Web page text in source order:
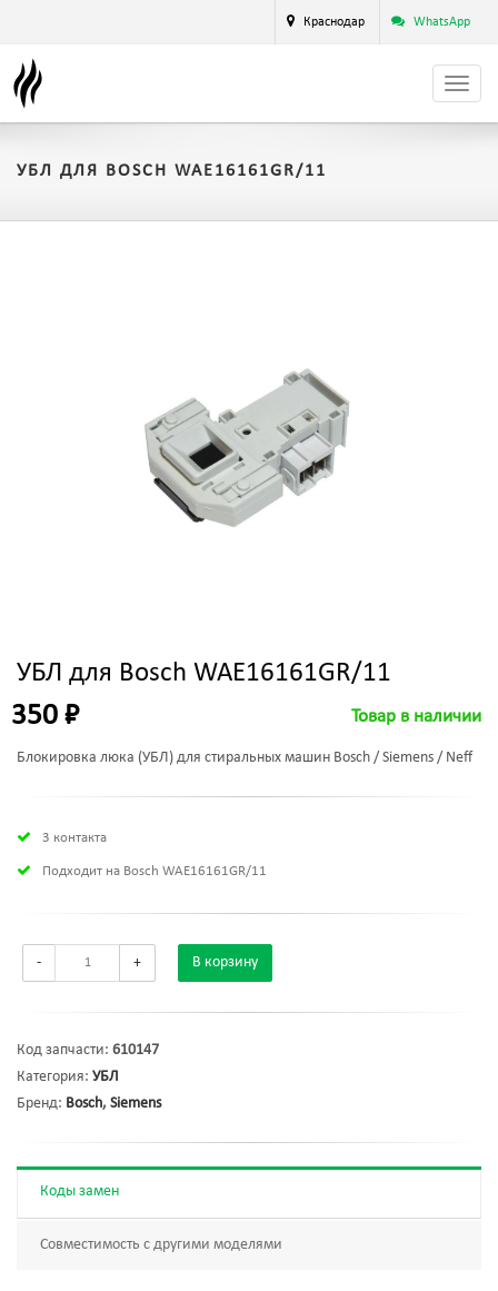
Краснодар WhatsApp
УБЛ ДЛЯ BOSCH WAE16161GR/11
УБЛ для Bosch WAE16161GR/11
350 ₽ Товар в наличии
Блокировка люка (УБЛ) для стиральных машин Bosch / Siemens / Neff
3 контакта
Подходит на Bosch WAE16161GR/11
- + В корзину
Код запчасти: 610147
Категория: УБЛ
Бренд: Bosch, Siemens
Коды замен
Совместимость с другими моделями